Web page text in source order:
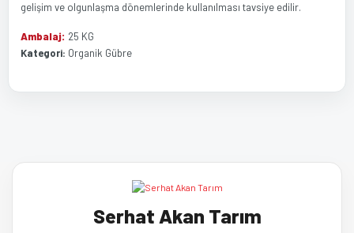
gelişim ve olgunlaşma dönemlerinde kullanılması tavsiye edilir.
Ambalaj: 25 KG
Kategori: Organik Gübre
Yorum Yaz
Görüş ve önerileriniz için teşekkür ederiz.
Ürün resmi kalitesiz, bozuk veya görüntülenemiyor.
Serhat Akan Tarım